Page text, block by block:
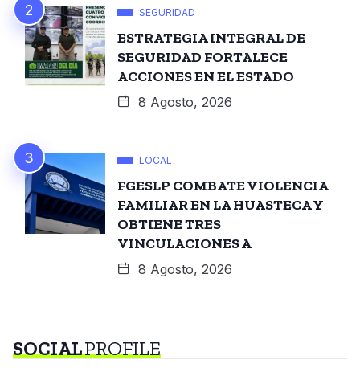
SEGURIDAD
ESTRATEGIA INTEGRAL DE
SEGURIDAD FORTALECE
ACCIONES EN EL ESTADO
8 Agosto, 2026
LOCAL
FGESLP COMBATE VIOLENCIA
FAMILIAR EN LA HUASTECA Y
OBTIENE TRES
VINCULACIONES A
8 Agosto, 2026
SOCIALPROFILE